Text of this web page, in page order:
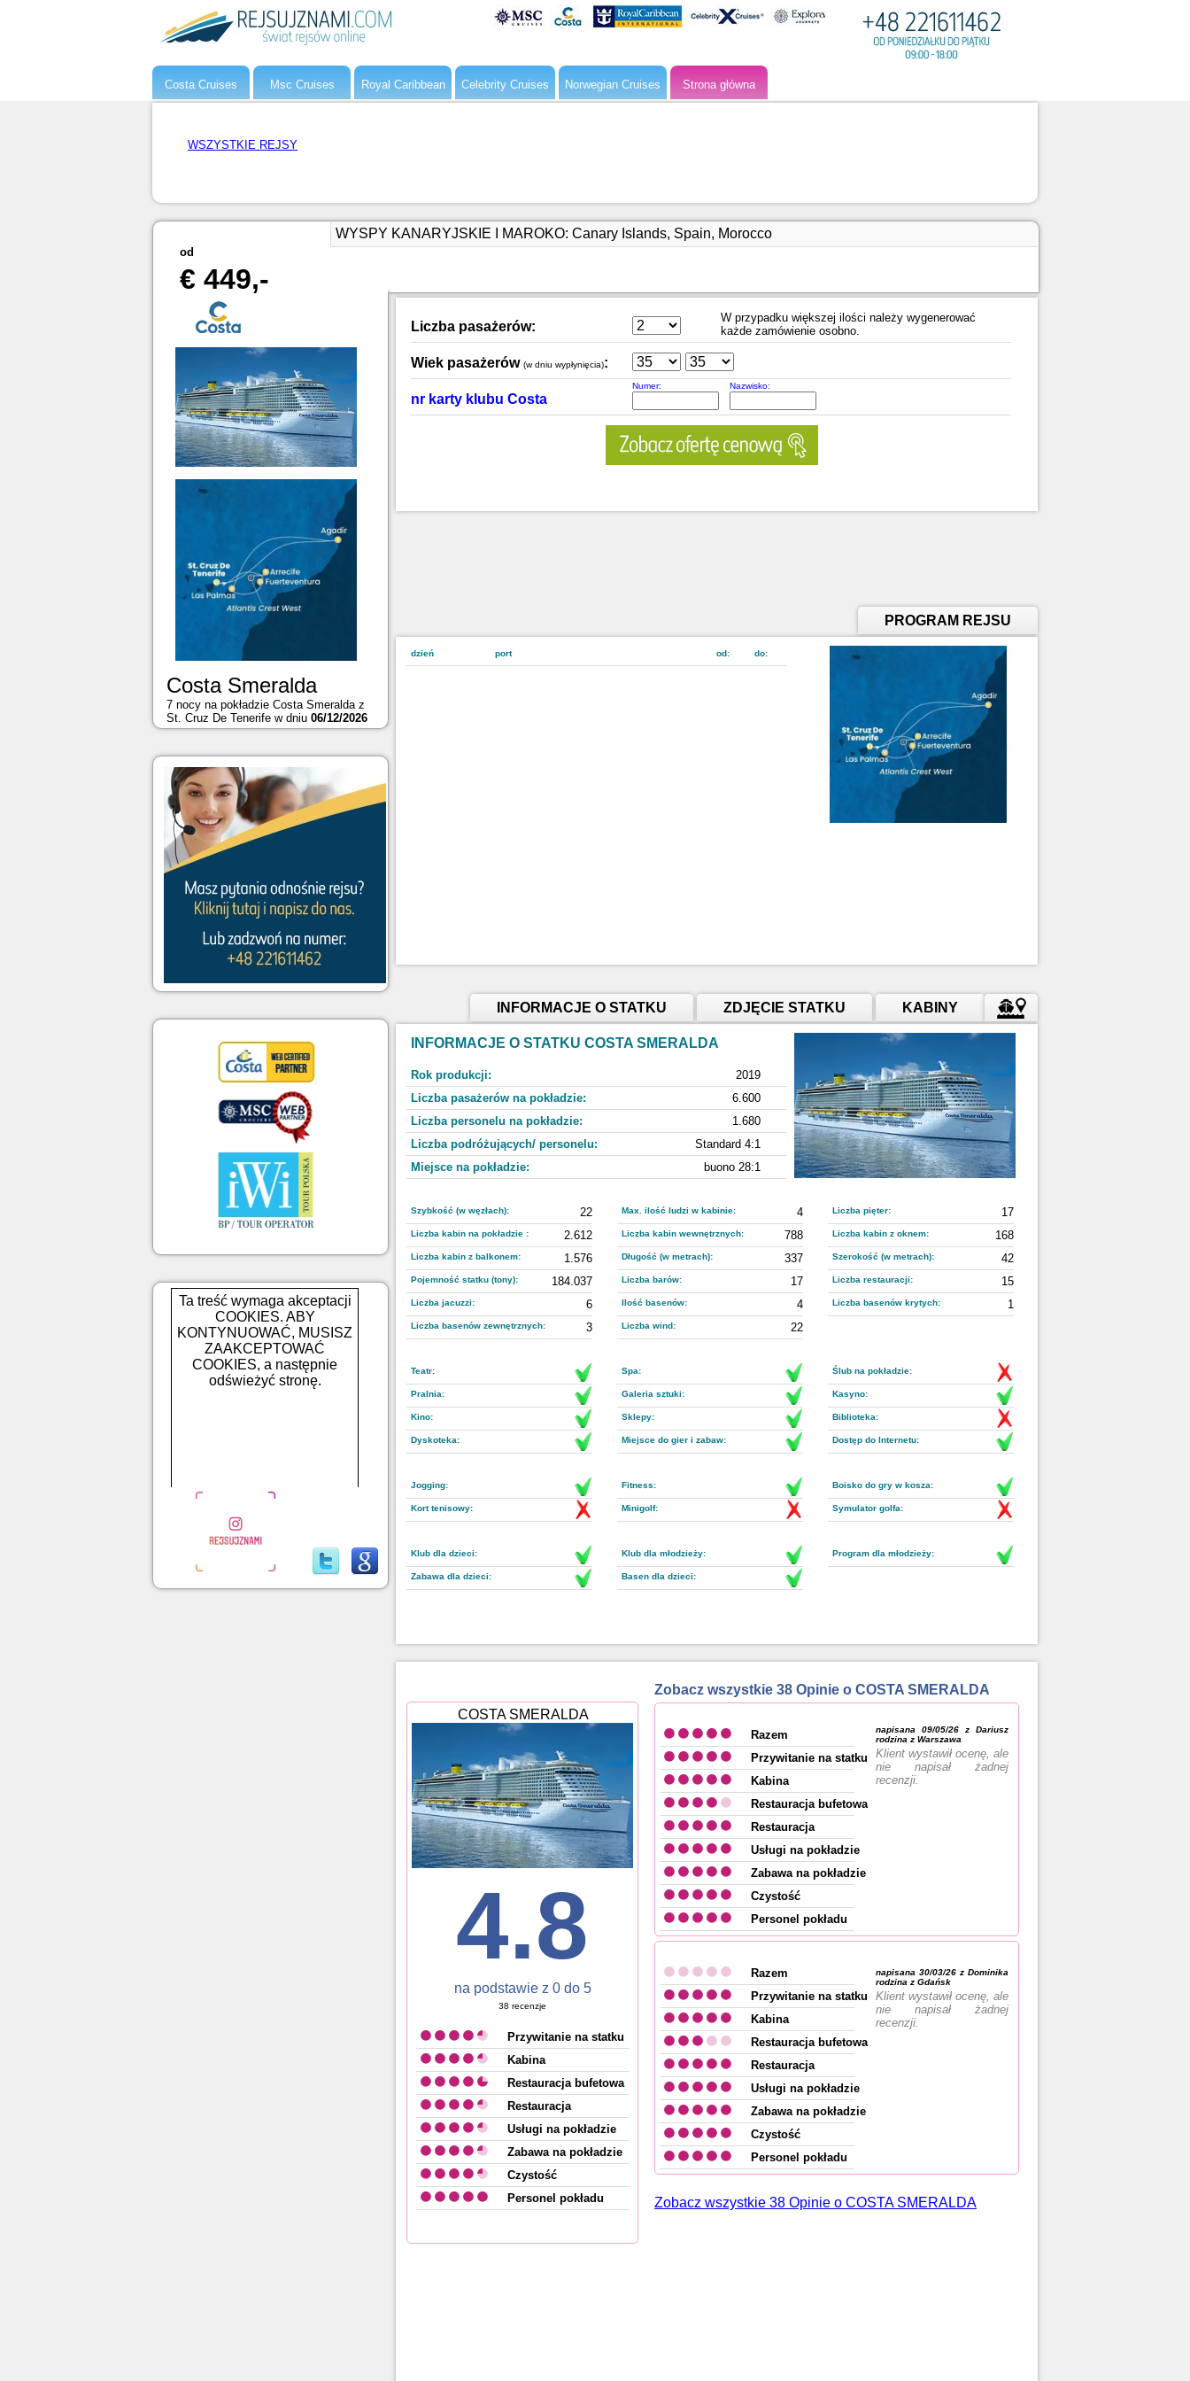
Costa Cruises Msc Cruises Royal Caribbean Celebrity Cruises Norwegian Cruises Strona główna
WSZYSTKIE REJSY
od
€ 449,-
WYSPY KANARYJSKIE I MAROKO: Canary Islands, Spain, Morocco
Costa Smeralda
7 nocy na pokładzie Costa Smeralda z
St. Cruz De Tenerife w dniu 06/12/2026
Ta treść wymaga akceptacji
COOKIES. ABY
KONTYNUOWAĆ, MUSISZ
ZAAKCEPTOWAĆ
COOKIES, a następnie
odświeżyć stronę.
Liczba pasażerów:
W przypadku większej ilości należy wygenerować
każde zamówienie osobno.
Wiek pasażerów (w dniu wypłynięcia):
nr karty klubu Costa
Numer: Nazwisko:
PROGRAM REJSU
dzień port od: do:
INFORMACJE O STATKU ZDJĘCIE STATKU KABINY
INFORMACJE O STATKU COSTA SMERALDA
Rok produkcji:
2019
Liczba pasażerów na pokładzie:
6.600
Liczba personelu na pokładzie:
1.680
Liczba podróżujących/ personelu:
Standard 4:1
Miejsce na pokładzie:
buono 28:1
Szybkość (w węzłach): 22 Max. ilość ludzi w kabinie: 4 Liczba pięter: 17
Liczba kabin na pokładzie : 2.612 Liczba kabin wewnętrznych: 788 Liczba kabin z oknem: 168
Liczba kabin z balkonem: 1.576 Długość (w metrach): 337 Szerokość (w metrach): 42
Pojemność statku (tony): 184.037 Liczba barów: 17 Liczba restauracji: 15
Liczba jacuzzi: 6 Ilość basenów: 4 Liczba basenów krytych: 1
Liczba basenów zewnętrznych: 3 Liczba wind: 22
Teatr: Spa: Ślub na pokładzie:
Pralnia: Galeria sztuki: Kasyno:
Kino: Sklepy: Biblioteka:
Dyskoteka: Miejsce do gier i zabaw: Dostęp do Internetu:
Jogging: Fitness: Boisko do gry w kosza:
Kort tenisowy: Minigolf: Symulator golfa:
Klub dla dzieci: Klub dla młodzieży: Program dla młodzieży:
Zabawa dla dzieci: Basen dla dzieci:
COSTA SMERALDA
4.8
na podstawie z 0 do 5
38 recenzje
Przywitanie na statku
Kabina
Restauracja bufetowa
Restauracja
Usługi na pokładzie
Zabawa na pokładzie
Czystość
Personel pokładu
Zobacz wszystkie 38 Opinie o COSTA SMERALDA
napisana 09/05/26 z Dariusz
rodzina z Warszawa
Klient wystawił ocenę, ale
nie napisał żadnej
recenzji.
Razem
Przywitanie na statku
Kabina
Restauracja bufetowa
Restauracja
Usługi na pokładzie
Zabawa na pokładzie
Czystość
Personel pokładu
napisana 30/03/26 z Dominika
rodzina z Gdańsk
Klient wystawił ocenę, ale
nie napisał żadnej
recenzji.
Razem
Przywitanie na statku
Kabina
Restauracja bufetowa
Restauracja
Usługi na pokładzie
Zabawa na pokładzie
Czystość
Personel pokładu
Zobacz wszystkie 38 Opinie o COSTA SMERALDA